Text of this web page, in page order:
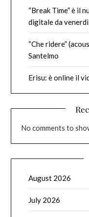
“Break Time” è il
digitale da
“Che ridere”
Santelmo
Erisu: è online il
No comments to
August 2026
July 2026